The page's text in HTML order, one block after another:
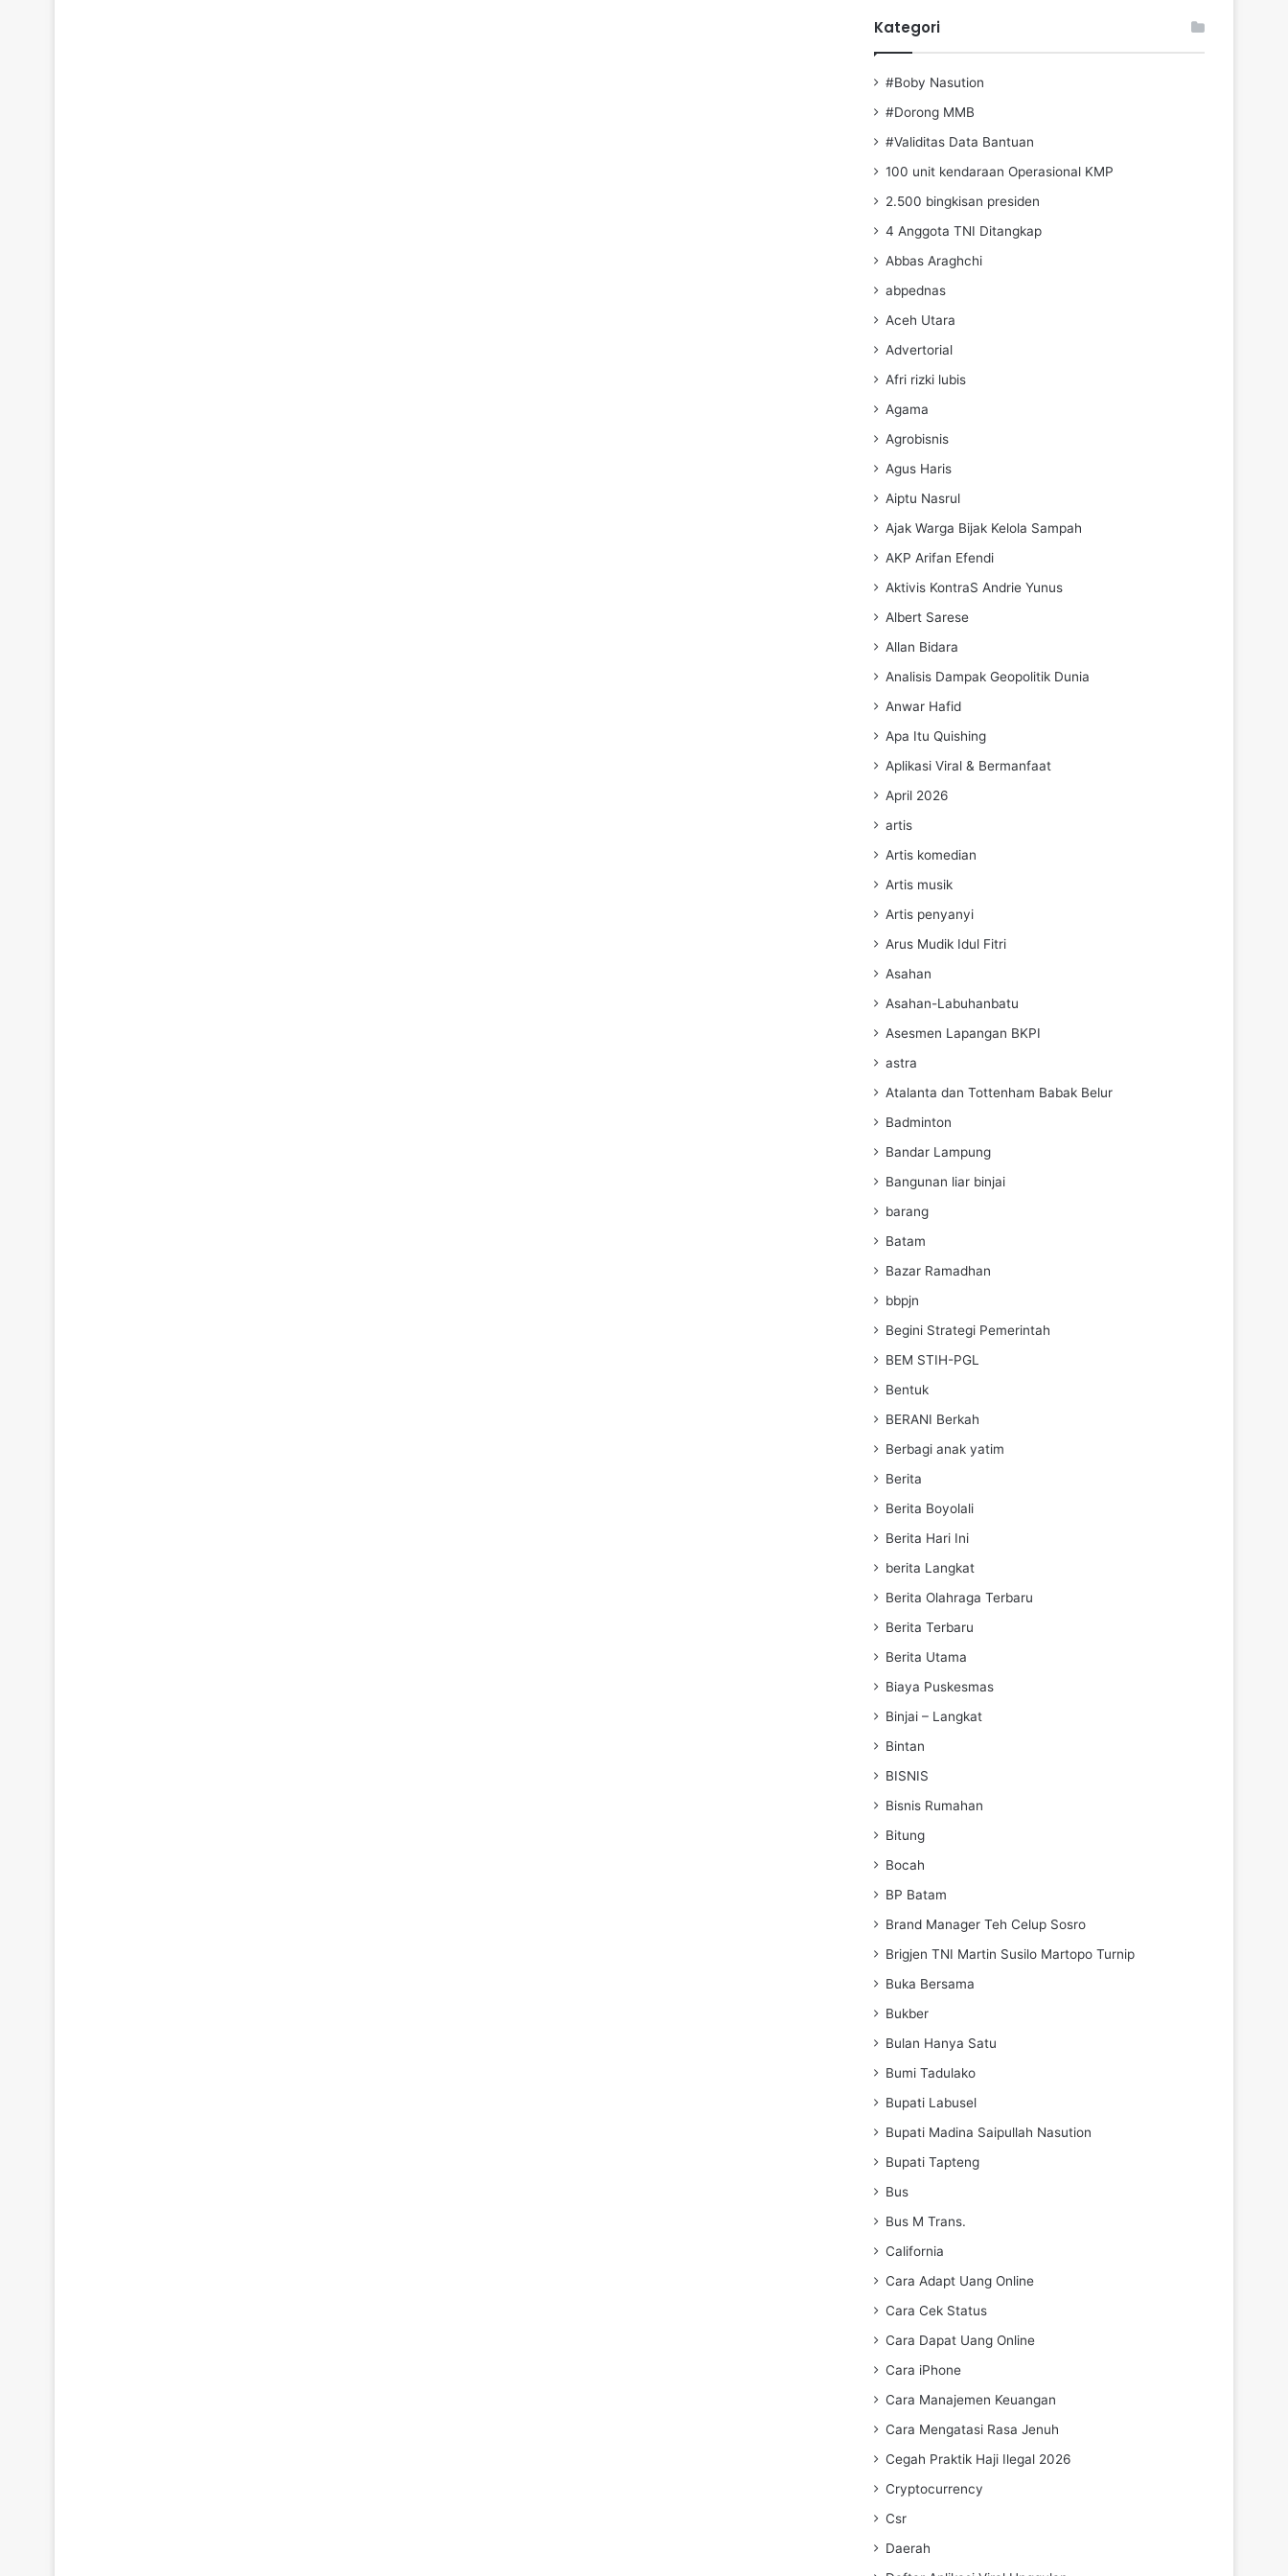
Kategori
#Boby Nasution
#Dorong MMB
#Validitas Data Bantuan
100 unit kendaraan Operasional KMP
2.500 bingkisan presiden
4 Anggota TNI Ditangkap
Abbas Araghchi
abpednas
Aceh Utara
Advertorial
Afri rizki lubis
Agama
Agrobisnis
Agus Haris
Aiptu Nasrul
Ajak Warga Bijak Kelola Sampah
AKP Arifan Efendi
Aktivis KontraS Andrie Yunus
Albert Sarese
Allan Bidara
Analisis Dampak Geopolitik Dunia
Anwar Hafid
Apa Itu Quishing
Aplikasi Viral & Bermanfaat
April 2026
artis
Artis komedian
Artis musik
Artis penyanyi
Arus Mudik Idul Fitri
Asahan
Asahan-Labuhanbatu
Asesmen Lapangan BKPI
astra
Atalanta dan Tottenham Babak Belur
Badminton
Bandar Lampung
Bangunan liar binjai
barang
Batam
Bazar Ramadhan
bbpjn
Begini Strategi Pemerintah
BEM STIH-PGL
Bentuk
BERANI Berkah
Berbagi anak yatim
Berita
Berita Boyolali
Berita Hari Ini
berita Langkat
Berita Olahraga Terbaru
Berita Terbaru
Berita Utama
Biaya Puskesmas
Binjai – Langkat
Bintan
BISNIS
Bisnis Rumahan
Bitung
Bocah
BP Batam
Brand Manager Teh Celup Sosro
Brigjen TNI Martin Susilo Martopo Turnip
Buka Bersama
Bukber
Bulan Hanya Satu
Bumi Tadulako
Bupati Labusel
Bupati Madina Saipullah Nasution
Bupati Tapteng
Bus
Bus M Trans.
California
Cara Adapt Uang Online
Cara Cek Status
Cara Dapat Uang Online
Cara iPhone
Cara Manajemen Keuangan
Cara Mengatasi Rasa Jenuh
Cegah Praktik Haji Ilegal 2026
Cryptocurrency
Csr
Daerah